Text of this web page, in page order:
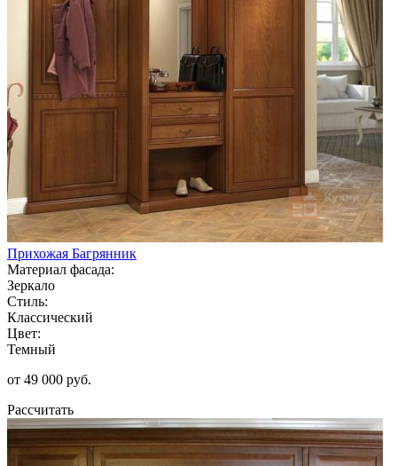
Прихожая Багрянник
Материал фасада:
Зеркало
Стиль:
Классический
Цвет:
Темный
от 49 000 руб.
Рассчитать